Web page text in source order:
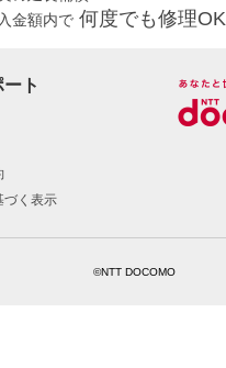
金額内で 何度でも修理OK
ト
づく表示
©NTT DOCOMO